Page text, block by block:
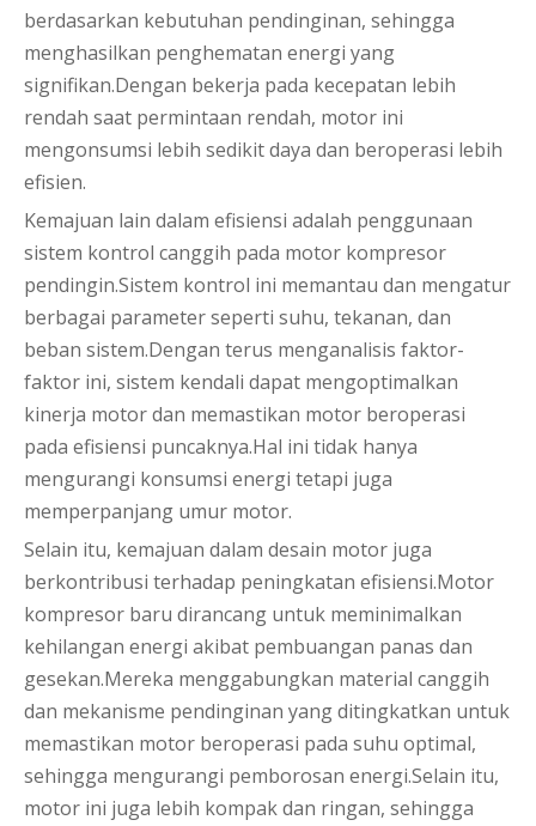
berdasarkan kebutuhan pendinginan, sehingga
menghasilkan penghematan energi yang
signifikan.Dengan bekerja pada kecepatan lebih
rendah saat permintaan rendah, motor ini
mengonsumsi lebih sedikit daya dan beroperasi lebih
efisien.
Kemajuan lain dalam efisiensi adalah penggunaan
sistem kontrol canggih pada motor kompresor
pendingin.Sistem kontrol ini memantau dan mengatur
berbagai parameter seperti suhu, tekanan, dan
beban sistem.Dengan terus menganalisis faktor-
faktor ini, sistem kendali dapat mengoptimalkan
kinerja motor dan memastikan motor beroperasi
pada efisiensi puncaknya.Hal ini tidak hanya
mengurangi konsumsi energi tetapi juga
memperpanjang umur motor.
Selain itu, kemajuan dalam desain motor juga
berkontribusi terhadap peningkatan efisiensi.Motor
kompresor baru dirancang untuk meminimalkan
kehilangan energi akibat pembuangan panas dan
gesekan.Mereka menggabungkan material canggih
dan mekanisme pendinginan yang ditingkatkan untuk
memastikan motor beroperasi pada suhu optimal,
sehingga mengurangi pemborosan energi.Selain itu,
motor ini juga lebih kompak dan ringan, sehingga